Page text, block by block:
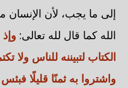
إلى ما يجب، لأن
الله كما قال لله تعالى:
الكتاب لتبيننه للناس ولا
واشتروا به ثمنًا قليلًا